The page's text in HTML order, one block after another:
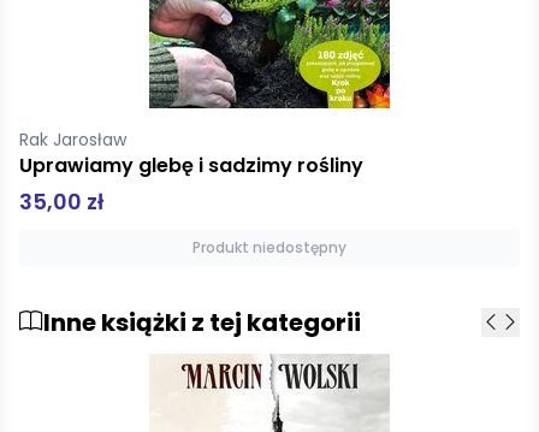
Rak Jarosław
Uprawiamy glebę i sadzimy rośliny
35,00 zł
Produkt niedostępny
Inne książki z tej kategorii